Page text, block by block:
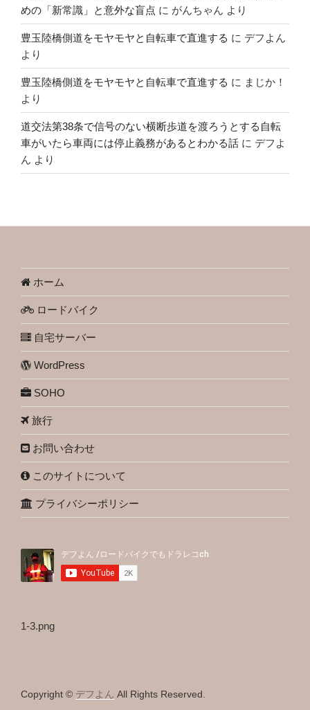
めの「新常識」と意外な盲点 に がんちゃん より
豊玉陸橋側道をモヤモヤと自転車で直進する に デフよん
より
豊玉陸橋側道をモヤモヤと自転車で直進する に まじか！
より
道交法第38条で信号のない横断歩道を渡ろうとする自転
車がいたら車両には停止義務があるとわかる話 に デフよ
ん より
ホーム
ロードバイク
自宅サーバー
WordPress
SOHO
旅行
お問い合わせ
このサイトについて
プライバシーポリシー
1-3.png
Copyright © デフよん All Rights Reserved.